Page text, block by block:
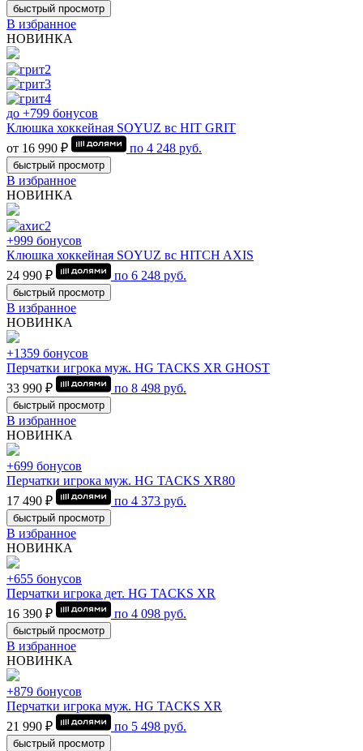
быстрый просмотр
В избранное
НОВИНКА
до +799 бонусов
Клюшка хоккейная SOYUZ вс HIT GRIT
от 16 990 ₽
по 4 248 руб.
быстрый просмотр
В избранное
НОВИНКА
+999 бонусов
Клюшка хоккейная SOYUZ вс HITCH AXIS
24 990 ₽
по 6 248 руб.
быстрый просмотр
В избранное
НОВИНКА
+1359 бонусов
Перчатки игрока муж. HG TACKS XR GHOST
33 990 ₽
по 8 498 руб.
быстрый просмотр
В избранное
НОВИНКА
+699 бонусов
Перчатки игрока муж. HG TACKS XR80
17 490 ₽
по 4 373 руб.
быстрый просмотр
В избранное
НОВИНКА
+655 бонусов
Перчатки игрока дет. HG TACKS XR
16 390 ₽
по 4 098 руб.
быстрый просмотр
В избранное
НОВИНКА
+879 бонусов
Перчатки игрока муж. HG TACKS XR
21 990 ₽
по 5 498 руб.
быстрый просмотр